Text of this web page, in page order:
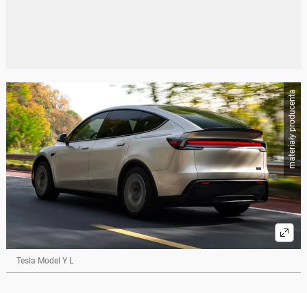
materiały producenta
Tesla Model Y L